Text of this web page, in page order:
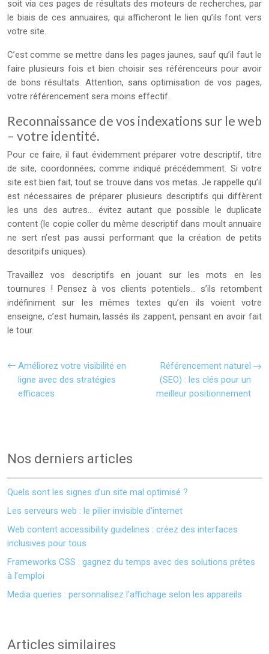
soit via ces pages de résultats des moteurs de recherches, par
le biais de ces annuaires, qui afficheront le lien qu’ils font vers
votre site.
C’est comme se mettre dans les pages jaunes, sauf qu’il faut le
faire plusieurs fois et bien choisir ses référenceurs pour avoir
de bons résultats. Attention, sans optimisation de vos pages,
votre référencement sera moins effectif.
Reconnaissance de vos indexations sur le web
– votre identité.
Pour ce faire, il faut évidemment préparer votre descriptif, titre
de site, coordonnées; comme indiqué précédemment. Si votre
site est bien fait, tout se trouve dans vos metas. Je rappelle qu’il
est nécessaires de préparer plusieurs descriptifs qui diffèrent
les uns des autres… évitez autant que possible le duplicate
content (le copie coller du même descriptif dans moult annuaire
ne sert n’est pas aussi performant que la création de petits
descritpifs uniques).
Travaillez vos descriptifs en jouant sur les mots en les
tournures ! Pensez à vos clients potentiels… s’ils retombent
indéfiniment sur les mêmes textes qu’en ils voient votre
enseigne, c’est humain, lassés ils zappent, pensant en avoir fait
le tour.
Améliorez votre visibilité en
ligne avec des stratégies
efficaces
Référencement naturel
(SEO) : les clés pour un
meilleur positionnement
Nos derniers articles
Quels sont les signes d’un site mal optimisé ?
Les serveurs web : le pilier invisible d’internet
Web content accessibility guidelines : créez des interfaces
inclusives pour tous
Frameworks CSS : gagnez du temps avec des solutions prêtes
à l’emploi
Media queries : personnalisez l’affichage selon les appareils
Articles similaires